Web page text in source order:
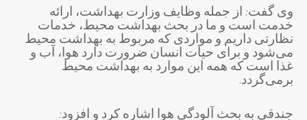
وی گفت: از جمله وظایف وزارت بهداشت، ارائه
خدمت است و ما در بحث بهداشت محیط، خدمات
نظارتی داریم و مواردی که مربوط به بهداشت محیط
می‌شود و برای حیات انسان ضرورت دارد هوا، آب و
غذا است که همه این موارد به بهداشت محیط
برمی‌گردد.
جندقی به بحث آلودگی هوا اشاره کرد و افزود: